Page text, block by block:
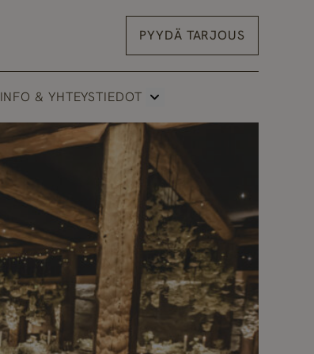
PYYDÄ TARJOUS
INFO & YHTEYSTIEDOT